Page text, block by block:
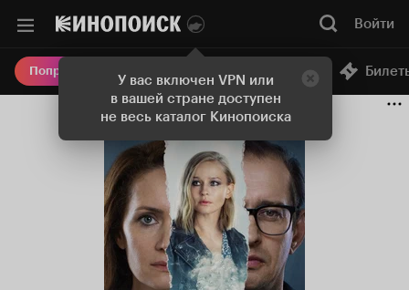
У вас включен VPN или
в вашей стране доступен
не весь каталог Кинопоиска
Войти
Попробовать Плюс Онлайн-кинотеатр